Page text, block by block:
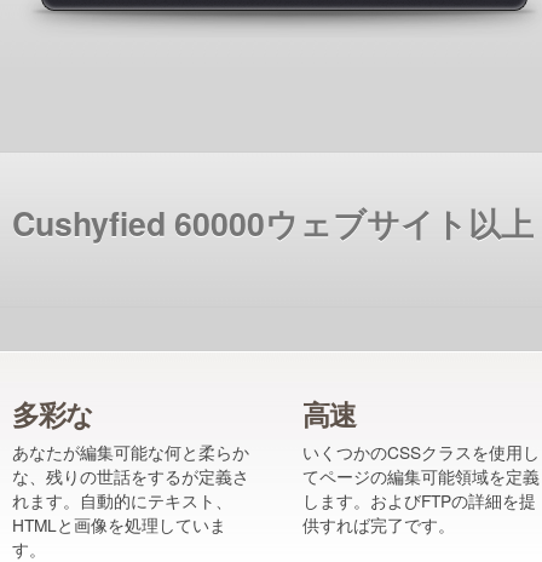
Cushyfied 60000ウェブサイト以上
多彩な
あなたが編集可能な何と柔らか
な、残りの世話をするが定義さ
れます。自動的にテキスト、
HTMLと画像を処理していま
す。
高速
いくつかのCSSクラスを使用し
てページの編集可能領域を定義
します。およびFTPの詳細を提
供すれば完了です。